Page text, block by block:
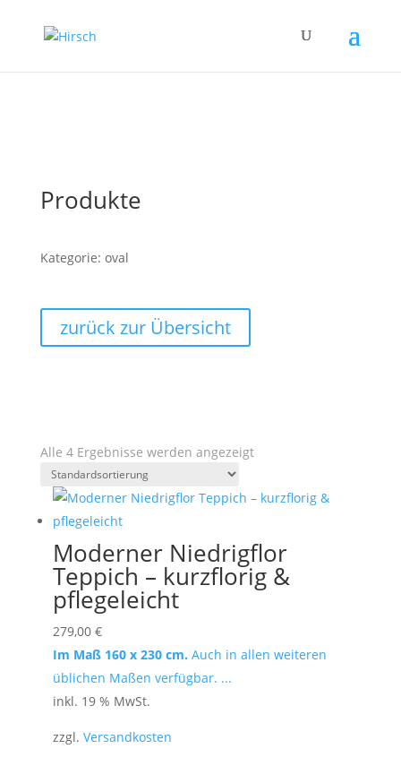
Produkte
Kategorie: oval
zurück zur Übersicht
Alle 4 Ergebnisse werden angezeigt
Moderner Niedrigflor
Teppich – kurzflorig &
pflegeleicht
279,00 €
Im Maß 160 x 230 cm. Auch in allen weiteren
üblichen Maßen verfügbar. ...
inkl. 19 % MwSt.
zzgl. Versandkosten